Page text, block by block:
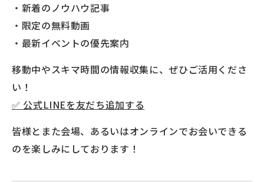
・新着のノウハウ記事
・限定の無料動画
・最新イベントの優先案内
移動中やスキマ時間の情報収集に、ぜひご活用くださ
い！
✅ 公式LINEを友だち追加する
皆様とまた会場、あるいはオンラインでお会いできる
のを楽しみにしております！